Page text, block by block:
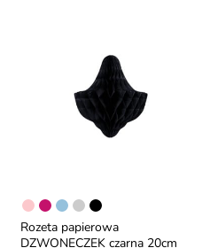
Rozeta papierowa
DZWONECZEK czarna 20cm